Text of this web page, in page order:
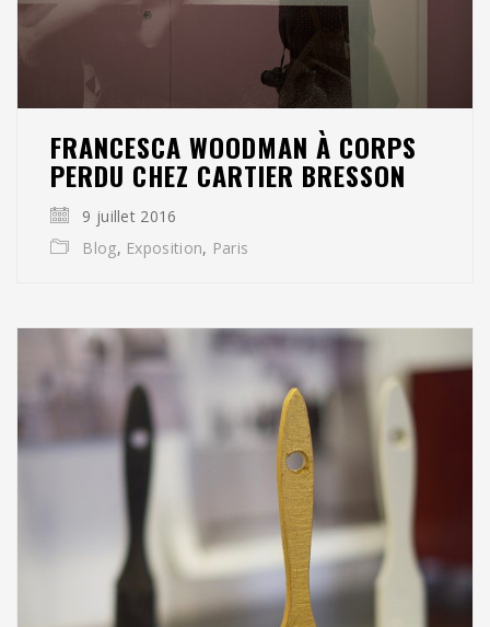
FRANCESCA WOODMAN À CORPS
PERDU CHEZ CARTIER BRESSON
9 juillet 2016
Blog, Exposition, Paris